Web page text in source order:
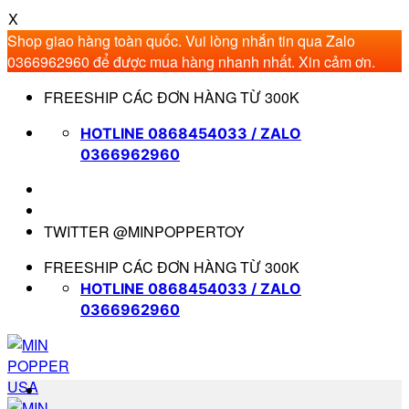
X
Shop giao hàng toàn quốc. Vui lòng nhắn tin qua Zalo
0366962960 để được mua hàng nhanh nhất. Xin cảm ơn.
qua
FREESHIP CÁC ĐƠN HÀNG TỪ 300K
HOTLINE 0868454033 / ZALO
0366962960
TWITTER @MINPOPPERTOY
FREESHIP CÁC ĐƠN HÀNG TỪ 300K
HOTLINE 0868454033 / ZALO
0366962960